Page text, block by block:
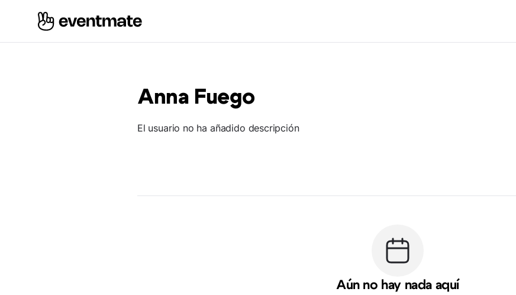
Anna Fuego
El usuario no ha añadido descripción
Aún no hay nada aquí